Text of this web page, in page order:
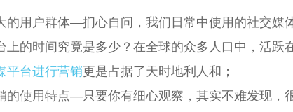
的用户群体—扪心自问，我们日常中使用的社交媒
上的时间究竟是多少？在全球的众多人口中，活跃
平台进行营销更是占据了天时地利人和；
的使用特点—只要你有细心观察，其实不难发现，